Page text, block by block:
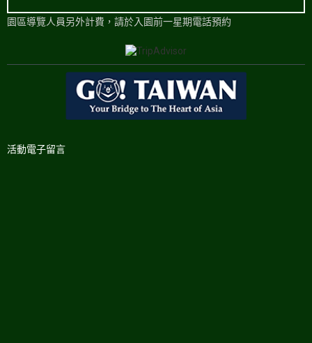
園區導覽人員另外計費，請於入園前一星期電話預約
活動電子留言